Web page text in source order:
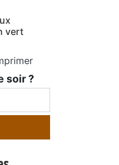
vert
soir ?